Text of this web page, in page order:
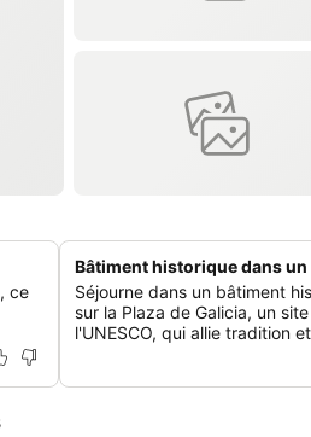
ce
Bâtiment historique dans un
Séjourne dans un bâtiment
sur la Plaza de Galicia, un
l'UNESCO, qui allie tradition